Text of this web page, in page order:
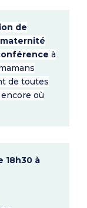
de
à
de toutes
où
18h30 à